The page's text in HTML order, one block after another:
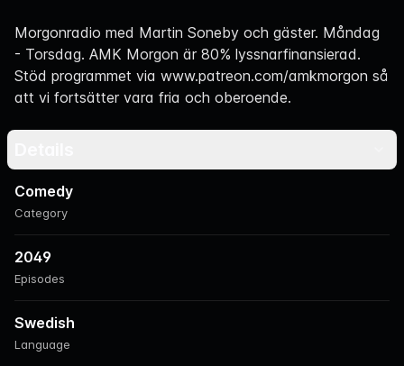
Navigation
Morgonradio med Martin Soneby och gäster. Måndag
- Torsdag. AMK Morgon är 80% lyssnarfinansierad.
Stöd programmet via www.patreon.com/amkmorgon så
att vi fortsätter vara fria och oberoende.
Category
Comedy
Episodes
2049
Language
Swedish